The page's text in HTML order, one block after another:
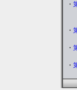
・
・
・
・